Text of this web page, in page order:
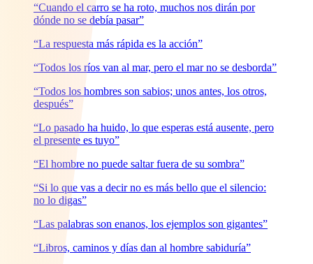
“Cuando el carro se ha roto, muchos nos dirán por
dónde no se debía pasar”
“La respuesta más rápida es la acción”
“Todos los ríos van al mar, pero el mar no se desborda”
“Todos los hombres son sabios; unos antes, los otros,
después”
“Lo pasado ha huido, lo que esperas está ausente, pero
el presente es tuyo”
“El hombre no puede saltar fuera de su sombra”
“Si lo que vas a decir no es más bello que el silencio:
no lo digas”
“Las palabras son enanos, los ejemplos son gigantes”
“Libros, caminos y días dan al hombre sabiduría”